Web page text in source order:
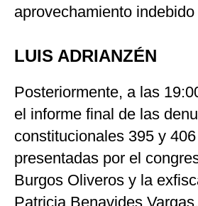
aprovechamiento
LUIS ADRIANZÉN
Posteriormente, a las
el informe final de las
constitucionales 395 y
presentadas por el
Burgos Oliveros y la
Patricia Benavides